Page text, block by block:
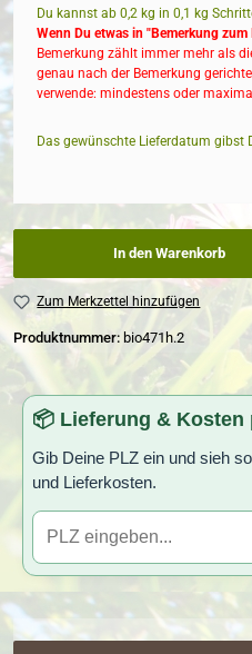
Du kannst ab 0,2 kg in 0,1 kg
Wenn Du etwas in "Bemerkung
Bemerkung zählt immer mehr als
genau nach der Bemerkung
verwende: mindestens oder
Das gewünschte Lieferdatum gibst
In den Warenkorb
Zum Merkzettel hinzufügen
Produktnummer: bio471h.2
📦 Lieferung & Kosten
Gib Deine PLZ ein und sieh
und Lieferkosten.